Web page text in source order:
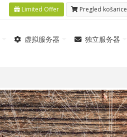
Limited Offer Pregled košarice
虚拟服务器 独立服务器